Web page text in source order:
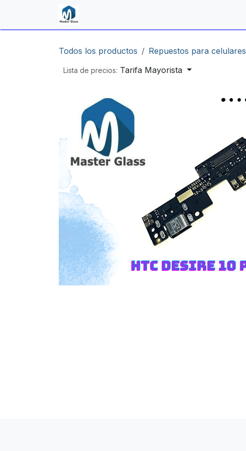
Todos los productos Repuestos para celulares
Lista de precios: Tarifa Mayorista